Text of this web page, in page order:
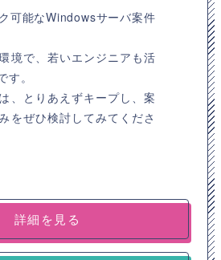
可能なWindowsサーバ案件
境で、若いエンジニアも活
。
、とりあえずキープし、案
をぜひ検討してみてくださ
詳細を見る